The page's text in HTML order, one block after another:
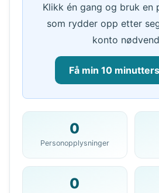
Klikk én gang og bruk en
som rydder opp etter
konto
Få min 10
Din 10
0
Personopplysninger
0